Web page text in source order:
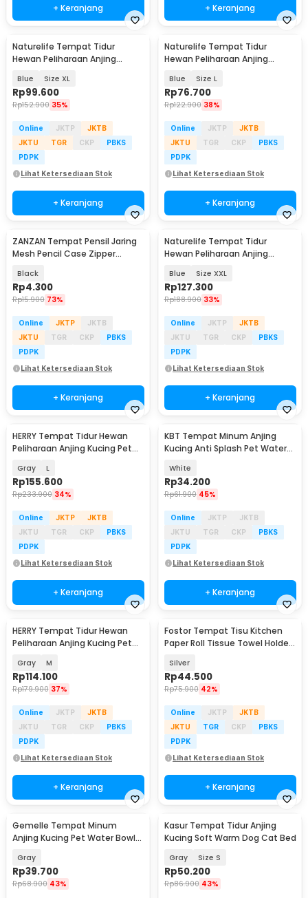
+ Keranjang + Keranjang
Naturelife Tempat Tidur
Hewan Peliharaan Anjing
Blue Size XL
Rp99.600
Rp152.900 35%
Online JKTP
JKTB
JKTU
TGR CKP
PBKS
PDPK
Lihat Ketersediaan Stok
+ Keranjang
Naturelife Tempat Tidur
Hewan Peliharaan Anjing
Blue Size L
Rp76.700
Rp122.900 38%
Online JKTP
JKTB
JKTU
TGR CKP
PBKS
PDPK
Lihat Ketersediaan Stok
+ Keranjang
ZANZAN Tempat Pensil Jaring
Mesh Pencil Case Zipper
Black
Rp4.300
Rp15.900 73%
Online JKTP
JKTB
JKTU
TGR CKP
PBKS
PDPK
Lihat Ketersediaan Stok
+ Keranjang
Naturelife Tempat Tidur
Hewan Peliharaan Anjing
Blue Size XXL
Rp127.300
Rp188.900 33%
Online JKTP
JKTB
JKTU
TGR CKP
PBKS
PDPK
Lihat Ketersediaan Stok
+ Keranjang
HERRY Tempat Tidur Hewan
Peliharaan Anjing Kucing Pet
Gray L
Rp155.600
Rp233.900 34%
Online JKTP
JKTB
JKTU
TGR CKP
PBKS
PDPK
Lihat Ketersediaan Stok
+ Keranjang
KBT Tempat Minum Anjing
Kucing Anti Splash Pet Water
White
Rp34.200
Rp61.900 45%
Online JKTP
JKTB
JKTU
TGR CKP
PBKS
PDPK
Lihat Ketersediaan Stok
+ Keranjang
HERRY Tempat Tidur Hewan
Peliharaan Anjing Kucing Pet
Gray M
Rp114.100
Rp179.900 37%
Online JKTP
JKTB
JKTU
TGR CKP
PBKS
PDPK
Lihat Ketersediaan Stok
+ Keranjang
Fostor Tempat Tisu Kitchen
Paper Roll Tissue Towel Holder
Silver
Rp44.500
Rp75.900 42%
Online JKTP
JKTB
JKTU
TGR CKP
PBKS
PDPK
Lihat Ketersediaan Stok
+ Keranjang
Gemelle Tempat Minum
Anjing Kucing Pet Water Bowl
Gray
Rp39.700
Rp68.900 43%
Kasur Tempat Tidur Anjing
Kucing Soft Warm Dog Cat Bed
Gray Size S
Rp50.200
Rp86.900 43%